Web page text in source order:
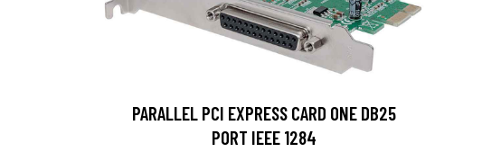
PARALLEL PCI EXPRESS CARD ONE DB25
PORT IEEE 1284